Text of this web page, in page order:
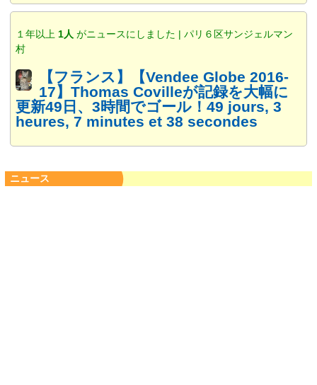
１年以上 1人 がニュースにしました | パリ６区サンジェルマン
村
【フランス】【Vendee Globe 2016-
17】Thomas Covilleが記録を大幅に
更新49日、3時間でゴール！49 jours, 3
heures, 7 minutes et 38 secondes
ニュース